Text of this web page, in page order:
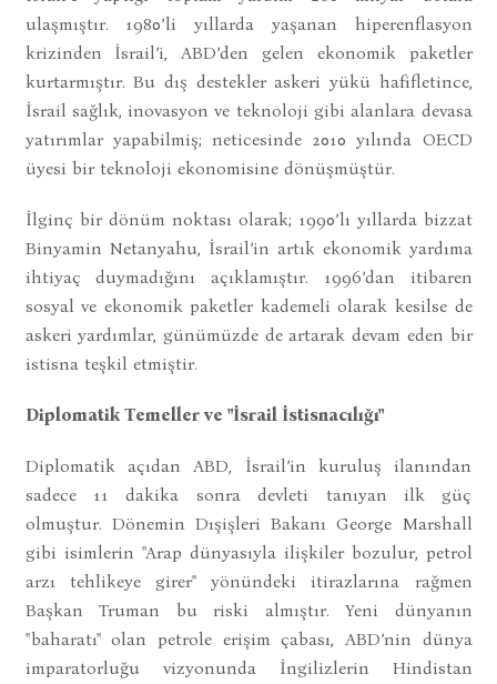
ulaşmıştır. 1980’li yıllarda yaşanan hiperenflasyon
krizinden İsrail’i, ABD’den gelen ekonomik paketler
kurtarmıştır. Bu dış destekler askeri yükü hafifletince,
İsrail sağlık, inovasyon ve teknoloji gibi alanlara devasa
yatırımlar yapabilmiş; neticesinde 2010 yılında OECD
üyesi bir teknoloji ekonomisine dönüşmüştür.
İlginç bir dönüm noktası olarak; 1990’lı yıllarda bizzat
Binyamin Netanyahu, İsrail’in artık ekonomik yardıma
ihtiyaç duymadığını açıklamıştır. 1996’dan itibaren
sosyal ve ekonomik paketler kademeli olarak kesilse de
askeri yardımlar, günümüzde de artarak devam eden bir
istisna teşkil etmiştir.
Diplomatik Temeller ve "İsrail İstisnacılığı"
Diplomatik açıdan ABD, İsrail’in kuruluş ilanından
sadece 11 dakika sonra devleti tanıyan ilk güç
olmuştur. Dönemin Dışişleri Bakanı George Marshall
gibi isimlerin "Arap dünyasıyla ilişkiler bozulur, petrol
arzı tehlikeye girer" yönündeki itirazlarına rağmen
Başkan Truman bu riski almıştır. Yeni dünyanın
"baharatı" olan petrole erişim çabası, ABD’nin dünya
imparatorluğu vizyonunda İngilizlerin Hindistan